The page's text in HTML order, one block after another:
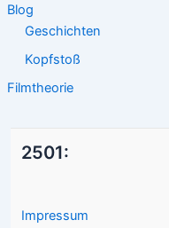
Blog
Geschichten
Kopfstoß
Filmtheorie
2501:
Impressum